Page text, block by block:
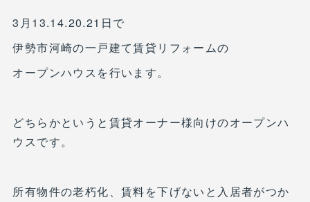
3月13.14.20.21日で
伊勢市河崎の一戸建て賃貸リフォームの
オープンハウスを行います。
どちらかというと賃貸オーナー様向けのオープンハ
ウスです。
所有物件の老朽化、賃料を下げないと入居者がつか